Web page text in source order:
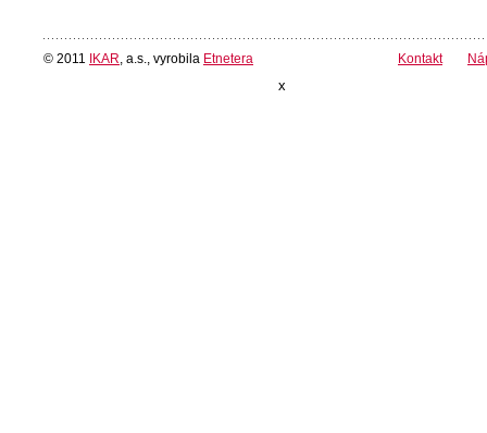
© 2011 IKAR , a.s., vyrobila Etnetera Kontakt
x